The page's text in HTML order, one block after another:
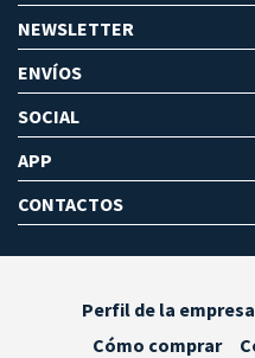
NEWSLETTER
ENVÍOS
SOCIAL
APP
CONTACTOS
Perfil de la empresa
Cómo comprar